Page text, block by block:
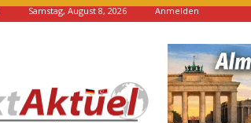
Samstag, August 8, 2026 Anmelden